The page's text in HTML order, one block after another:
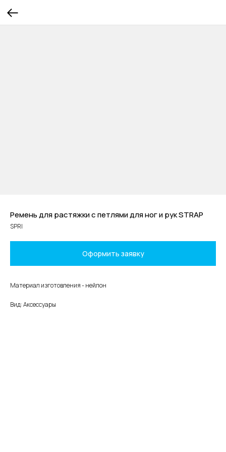
Ремень для растяжки с петлями для ног и рук STRAP
SPRI
Оформить заявку
Материал изготовления - нейлон
Вид: Аксессуары